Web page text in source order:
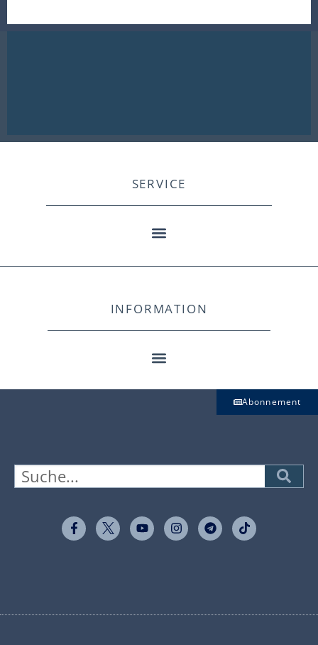
SERVICE
INFORMATION
Abonnement